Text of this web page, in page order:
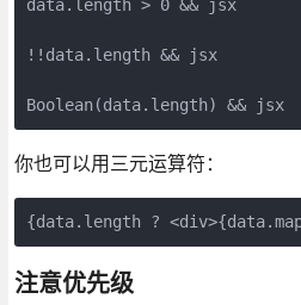
data.length > 0 && jsx
!!data.length && jsx
Boolean(data.length) && jsx
你也可以用三元运算符：
{data.length ?
注意优先级